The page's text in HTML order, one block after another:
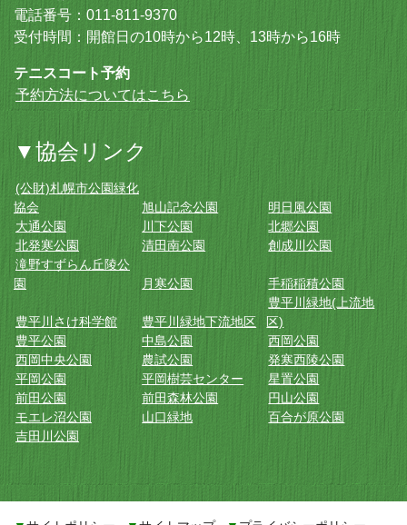
電話番号：011-811-9370
受付時間：開館日の10時から12時、13時から16時
テニスコート予約
予約方法についてはこちら
▼協会リンク
(公財)札幌市公園緑化
協会
旭山記念公園
明日風公園
大通公園
川下公園
北郷公園
北発寒公園
清田南公園
創成川公園
滝野すずらん丘陵公
園
月寒公園 手稲稲積公園
豊平川さけ科学館 豊平川緑地下流地区
豊平川緑地(上流地
区)
豊平公園
中島公園
西岡公園
西岡中央公園
農試公園
発寒西陵公園
平岡公園
平岡樹芸センター
星置公園
前田公園
前田森林公園
円山公園
モエレ沼公園
山口緑地
百合が原公園
吉田川公園